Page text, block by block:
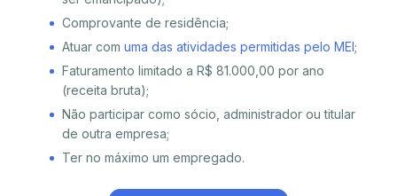
Comprovante de residência;
Atuar com uma das atividades permitidas pelo MEI;
Faturamento limitado a R$ 81.000,00 por ano
(receita bruta);
Não participar como sócio, administrador ou titular
de outra empresa;
Ter no máximo um empregado.